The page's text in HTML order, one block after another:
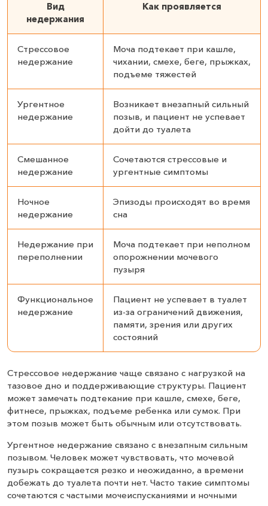
Вид
недержания
Как проявляется
Стрессовое
недержание
Моча подтекает при кашле,
чихании, смехе, беге, прыжках,
подъеме тяжестей
Ургентное
недержание
Возникает внезапный сильный
позыв, и пациент не успевает
дойти до туалета
Смешанное
недержание
Сочетаются стрессовые и
ургентные симптомы
Ночное
недержание
Эпизоды происходят во время
сна
Недержание при
переполнении
Моча подтекает при неполном
опорожнении мочевого
пузыря
Функциональное
недержание
Пациент не успевает в туалет
из-за ограничений движения,
памяти, зрения или других
состояний
Стрессовое недержание чаще связано с нагрузкой на
тазовое дно и поддерживающие структуры. Пациент
может замечать подтекание при кашле, смехе, беге,
фитнесе, прыжках, подъеме ребенка или сумок. При
этом позыв может быть обычным или отсутствовать.
Ургентное недержание связано с внезапным сильным
позывом. Человек может чувствовать, что мочевой
пузырь сокращается резко и неожиданно, а времени
добежать до туалета почти нет. Часто такие симптомы
сочетаются с частыми мочеиспусканиями и ночными